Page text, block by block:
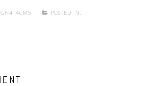
POSTED IN: